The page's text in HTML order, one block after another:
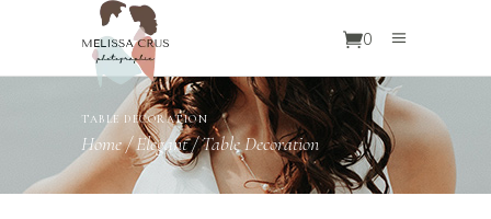
0
TABLE DECORATION
Home/Elegant/Table Decoration